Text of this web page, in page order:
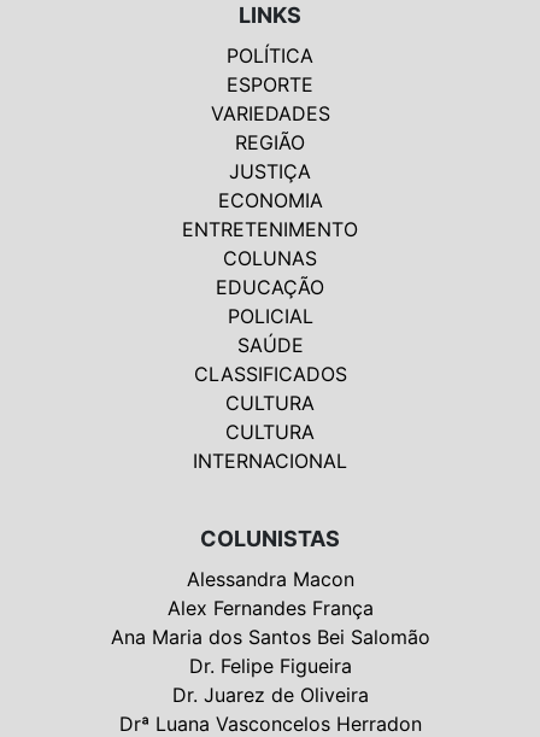
LINKS
POLÍTICA
ESPORTE
VARIEDADES
REGIÃO
JUSTIÇA
ECONOMIA
ENTRETENIMENTO
COLUNAS
EDUCAÇÃO
POLICIAL
SAÚDE
CLASSIFICADOS
CULTURA
CULTURA
INTERNACIONAL
COLUNISTAS
Alessandra Macon
Alex Fernandes França
Ana Maria dos Santos Bei Salomão
Dr. Felipe Figueira
Dr. Juarez de Oliveira
Drª Luana Vasconcelos Herradon